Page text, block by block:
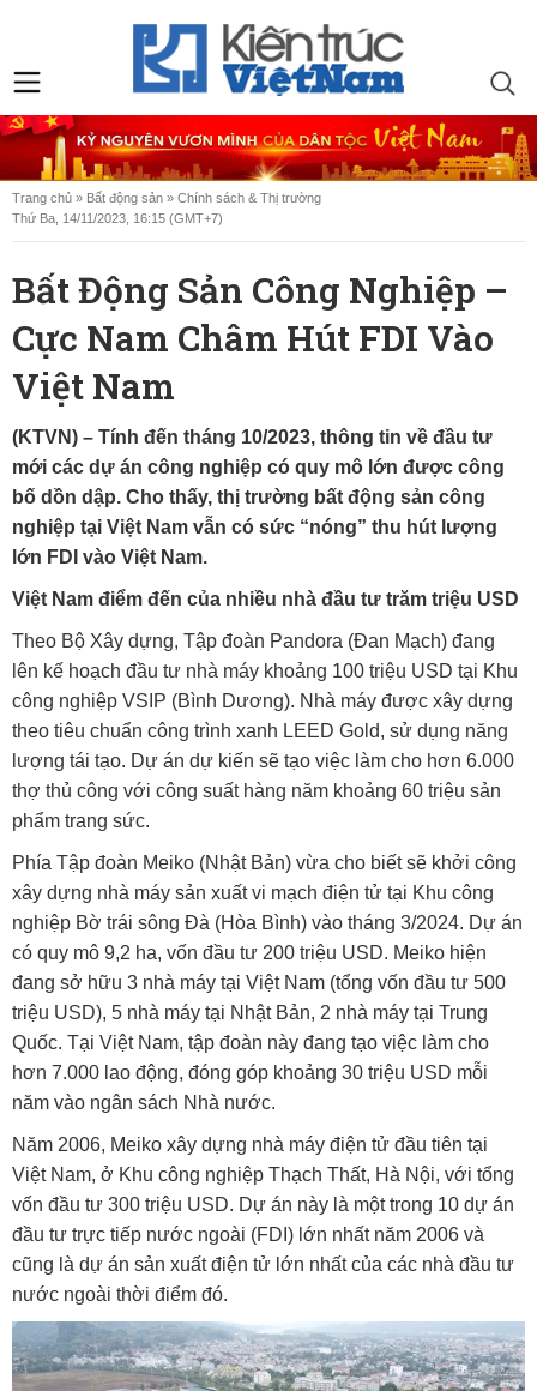
Trang chủ » Bất động sản » Chính sách & Thị trường
Thứ Ba, 14/11/2023, 16:15 (GMT+7)
Bất Động Sản Công Nghiệp –
Cực Nam Châm Hút FDI Vào
Việt Nam
(KTVN) – Tính đến tháng 10/2023, thông tin về đầu tư
mới các dự án công nghiệp có quy mô lớn được công
bố dồn dập. Cho thấy, thị trường bất động sản công
nghiệp tại Việt Nam vẫn có sức “nóng” thu hút lượng
lớn FDI vào Việt Nam.
Việt Nam điểm đến của nhiều nhà đầu tư trăm triệu USD
Theo Bộ Xây dựng, Tập đoàn Pandora (Đan Mạch) đang
lên kế hoạch đầu tư nhà máy khoảng 100 triệu USD tại Khu
công nghiệp VSIP (Bình Dương). Nhà máy được xây dựng
theo tiêu chuẩn công trình xanh LEED Gold, sử dụng năng
lượng tái tạo. Dự án dự kiến sẽ tạo việc làm cho hơn 6.000
thợ thủ công với công suất hàng năm khoảng 60 triệu sản
phẩm trang sức.
Phía Tập đoàn Meiko (Nhật Bản) vừa cho biết sẽ khởi công
xây dựng nhà máy sản xuất vi mạch điện tử tại Khu công
nghiệp Bờ trái sông Đà (Hòa Bình) vào tháng 3/2024. Dự án
có quy mô 9,2 ha, vốn đầu tư 200 triệu USD. Meiko hiện
đang sở hữu 3 nhà máy tại Việt Nam (tổng vốn đầu tư 500
triệu USD), 5 nhà máy tại Nhật Bản, 2 nhà máy tại Trung
Quốc. Tại Việt Nam, tập đoàn này đang tạo việc làm cho
hơn 7.000 lao động, đóng góp khoảng 30 triệu USD mỗi
năm vào ngân sách Nhà nước.
Năm 2006, Meiko xây dựng nhà máy điện tử đầu tiên tại
Việt Nam, ở Khu công nghiệp Thạch Thất, Hà Nội, với tổng
vốn đầu tư 300 triệu USD. Dự án này là một trong 10 dự án
đầu tư trực tiếp nước ngoài (FDI) lớn nhất năm 2006 và
cũng là dự án sản xuất điện tử lớn nhất của các nhà đầu tư
nước ngoài thời điểm đó.